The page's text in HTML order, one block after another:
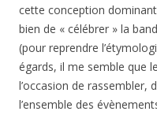
cette conception
bien de « célébrer » la
(pour reprendre
égards, il me semble que
l’occasion de rassembler,
l’ensemble des